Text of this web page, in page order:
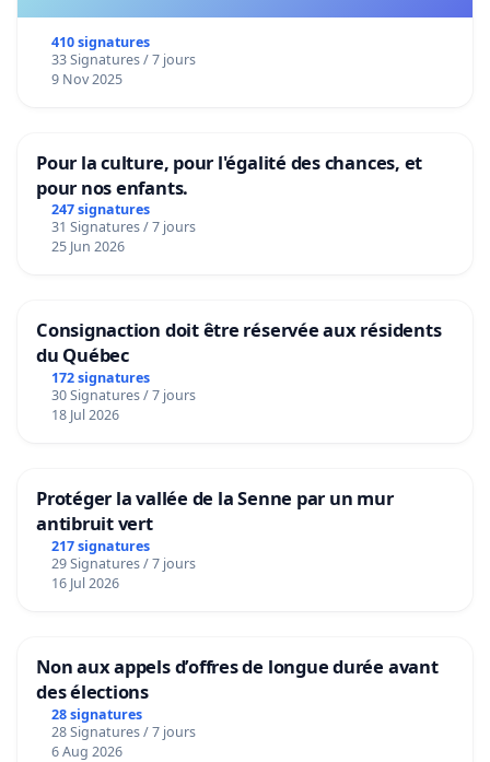
410 signatures
33 Signatures / 7 jours
9 Nov 2025
Pour la culture, pour l'égalité des chances, et
pour nos enfants.
247 signatures
31 Signatures / 7 jours
25 Jun 2026
Consignaction doit être réservée aux résidents
du Québec
172 signatures
30 Signatures / 7 jours
18 Jul 2026
Protéger la vallée de la Senne par un mur
antibruit vert
217 signatures
29 Signatures / 7 jours
16 Jul 2026
Non aux appels d’offres de longue durée avant
des élections
28 signatures
28 Signatures / 7 jours
6 Aug 2026